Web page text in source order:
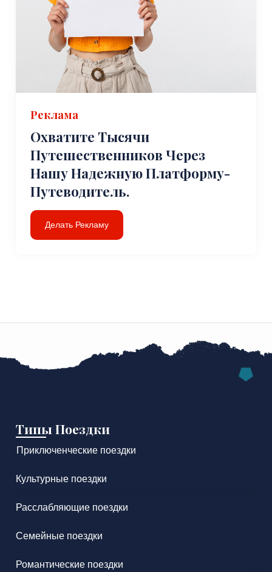
Реклама
Охватите Тысячи
Путешественников Через
Нашу Надежную Платформу-
Путеводитель.
Делать Рекламу
Типы Поездки
Приключенческие поездки
Культурные поездки
Расслабляющие поездки
Семейные поездки
Романтические поездки